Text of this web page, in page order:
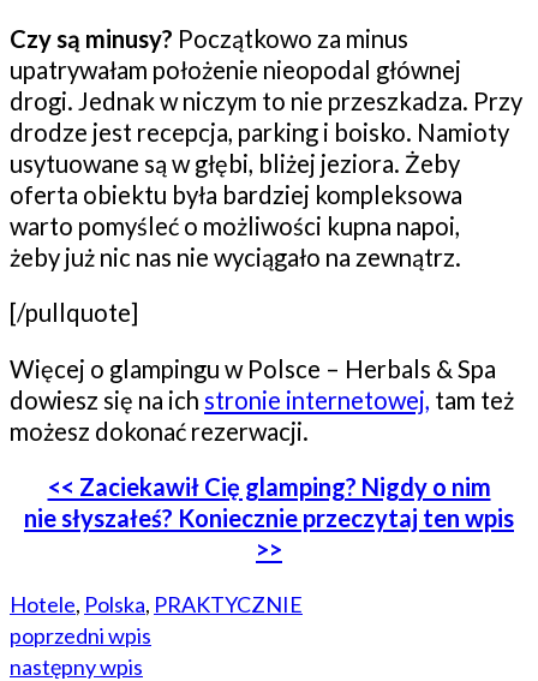
Czy są minusy? Początkowo za minus
upatrywałam położenie nieopodal głównej
drogi. Jednak w niczym to nie przeszkadza. Przy
drodze jest recepcja, parking i boisko. Namioty
usytuowane są w głębi, bliżej jeziora. Żeby
oferta obiektu była bardziej kompleksowa
warto pomyśleć o możliwości kupna napoi,
żeby już nic nas nie wyciągało na zewnątrz.
[/pullquote]
Więcej o glampingu w Polsce – Herbals & Spa
dowiesz się na ich stronie internetowej, tam też
możesz dokonać rezerwacji.
<< Zaciekawił Cię glamping? Nigdy o nim
nie słyszałeś? Koniecznie przeczytaj ten wpis
>>
Hotele, Polska, PRAKTYCZNIE
poprzedni wpis
następny wpis